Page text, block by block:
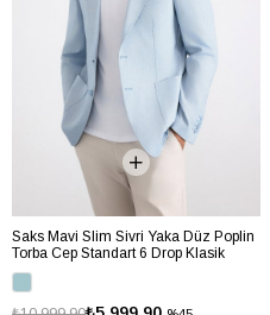
Saks Mavi Slim Sivri Yaka Düz Poplin
Torba Cep Standart 6 Drop Klasik
Ceket